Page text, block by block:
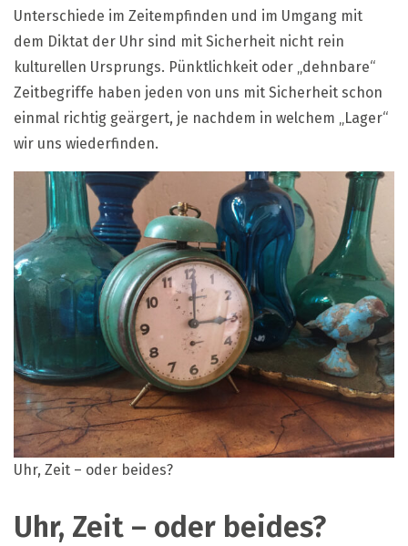
Unterschiede im Zeitempfinden und im Umgang mit
dem Diktat der Uhr sind mit Sicherheit nicht rein
kulturellen Ursprungs. Pünktlichkeit oder „dehnbare“
Zeitbegriffe haben jeden von uns mit Sicherheit schon
einmal richtig geärgert, je nachdem in welchem „Lager“
wir uns wiederfinden.
Uhr, Zeit – oder beides?
Uhr, Zeit – oder beides?